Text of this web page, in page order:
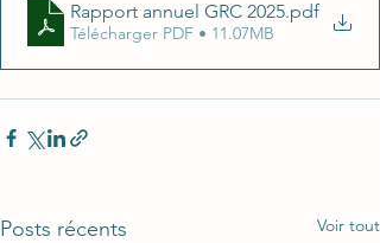
Rapport annuel GRC 2025.pdf
Télécharger PDF • 11.07MB
Posts récents Voir tout